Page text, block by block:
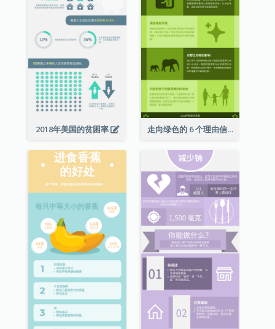
2018年美国的贫困率 走向绿色的 6 个理由信息图表